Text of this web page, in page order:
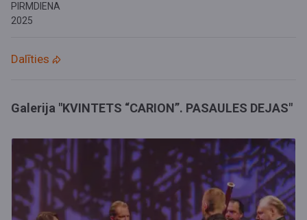
PIRMDIENA
2025
Dalīties
Galerija "KVINTETS “CARION”. PASAULES DEJAS"